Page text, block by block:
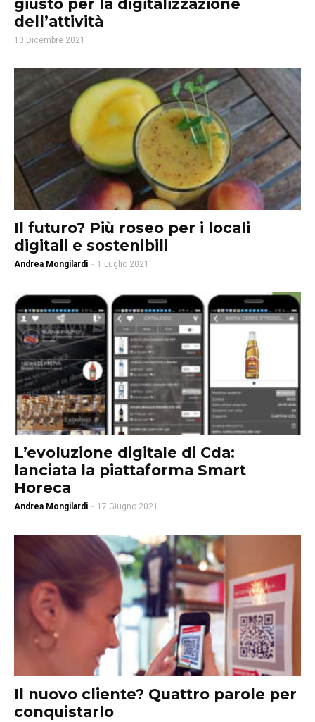
giusto per la digitalizzazione
dell’attività
10 Dicembre 2021
Il futuro? Più roseo per i locali
digitali e sostenibili
Andrea Mongilardi - 1 Luglio 2021
L’evoluzione digitale di Cda:
lanciata la piattaforma Smart
Horeca
Andrea Mongilardi - 17 Giugno 2021
Il nuovo cliente? Quattro parole per
conquistarlo